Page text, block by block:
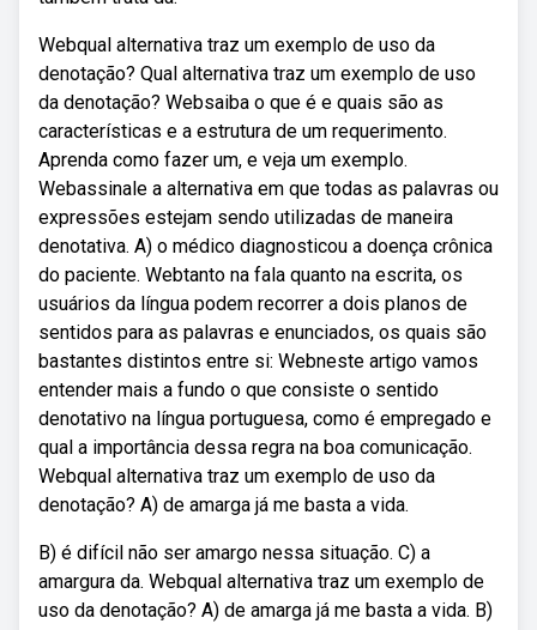
Webqual alternativa traz um exemplo de uso da
denotação? Qual alternativa traz um exemplo de uso
da denotação? Websaiba o que é e quais são as
características e a estrutura de um requerimento.
Aprenda como fazer um, e veja um exemplo.
Webassinale a alternativa em que todas as palavras ou
expressões estejam sendo utilizadas de maneira
denotativa. A) o médico diagnosticou a doença crônica
do paciente. Webtanto na fala quanto na escrita, os
usuários da língua podem recorrer a dois planos de
sentidos para as palavras e enunciados, os quais são
bastantes distintos entre si: Webneste artigo vamos
entender mais a fundo o que consiste o sentido
denotativo na língua portuguesa, como é empregado e
qual a importância dessa regra na boa comunicação.
Webqual alternativa traz um exemplo de uso da
denotação? A) de amarga já me basta a vida.
B) é difícil não ser amargo nessa situação. C) a
amargura da. Webqual alternativa traz um exemplo de
uso da denotação? A) de amarga já me basta a vida. B)